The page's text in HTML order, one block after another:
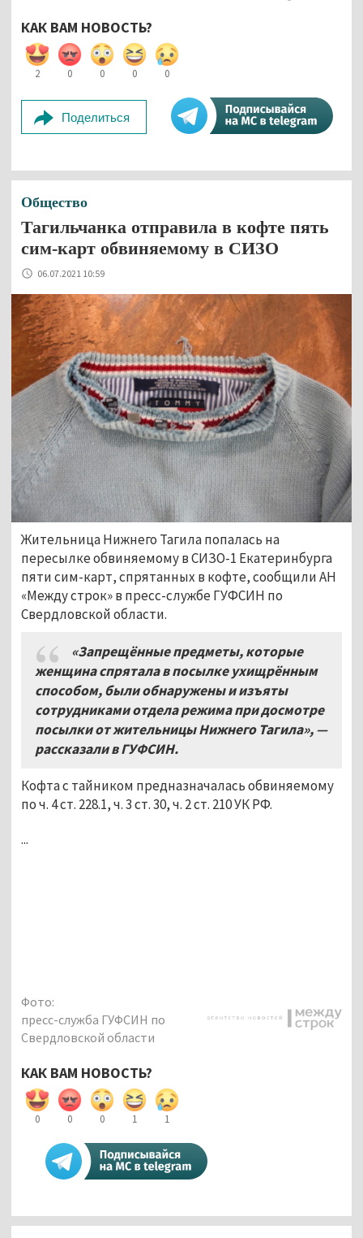
КАК ВАМ НОВОСТЬ?
2 0 0 0 0
Поделиться
Общество
Тагильчанка отправила в кофте пять
сим-карт обвиняемому в СИЗО
06.07.2021 10:59
Жительница Нижнего Тагила попалась на
пересылке обвиняемому в СИЗО-1 Екатеринбурга
пяти сим-карт, спрятанных в кофте, сообщили АН
«Между строк» в пресс-службе ГУФСИН по
Свердловской области.
«Запрещённые предметы, которые
женщина спрятала в посылке ухищрённым
способом, были обнаружены и изъяты
сотрудниками отдела режима при досмотре
посылки от жительницы Нижнего Тагила», —
рассказали в ГУФСИН.
Кофта с тайником предназначалась обвиняемому
по ч. 4 ст. 228.1, ч. 3 ст. 30, ч. 2 ст. 210 УК РФ.
...
Фото:
пресс-служба ГУФСИН по
Свердловской области
КАК ВАМ НОВОСТЬ?
0 0 0 1 1